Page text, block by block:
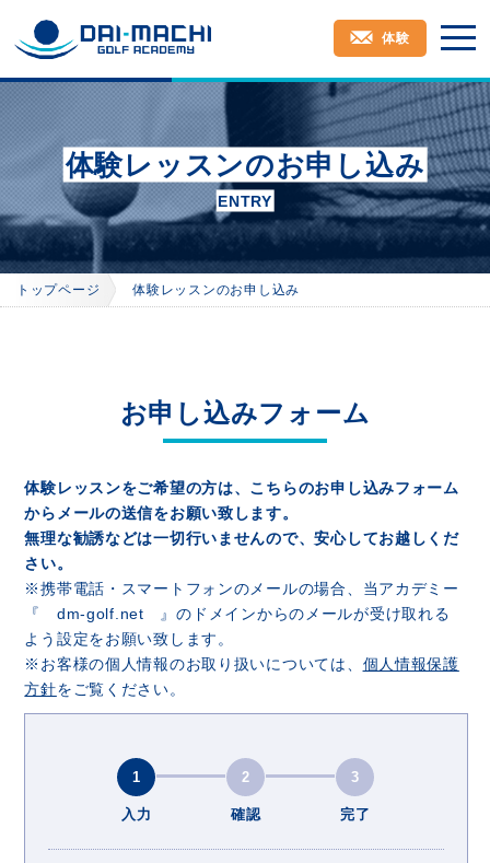
体験
体験レッスンのお申し込み
ENTRY
トップページ 体験レッスンのお申し込み
お申し込みフォーム
体験レッスンをご希望の方は、こちらのお申し込みフォーム
からメールの送信をお願い致します。
無理な勧誘などは一切行いませんので、安心してお越しくだ
さい。
※携帯電話・スマートフォンのメールの場合、当アカデミー
『 dm-golf.net 』のドメインからのメールが受け取れる
よう設定をお願い致します。
※お客様の個人情報のお取り扱いについては、 個人情報保護
方針をご覧ください。
1
入力
2
確認
3
完了